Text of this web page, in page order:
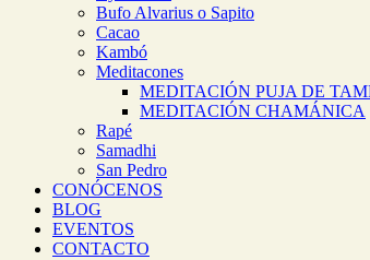
Bufo Alvarius o Sapito
Cacao
Kambó
Meditacones
MEDITACIÓN PUJA DE
MEDITACIÓN CHAMÁNICA
Rapé
Samadhi
San Pedro
CONÓCENOS
BLOG
EVENTOS
CONTACTO